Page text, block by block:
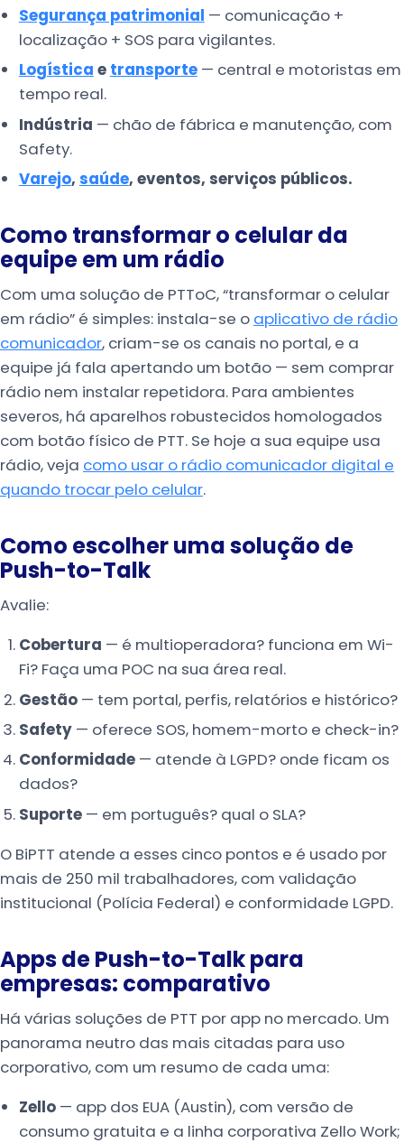
Segurança patrimonial — comunicação +
localização + SOS para vigilantes.
Logística e transporte— central e motoristas em
tempo real.
Indústria — chão de fábrica e manutenção, com
Safety.
Varejo, saúde, eventos, serviços públicos.
Como transformar o celular da
equipe em um rádio
Com uma solução de PTToC, “transformar o celular
em rádio” é simples: instala-se o aplicativo de rádio
comunicador, criam-se os canais no portal, e a
equipe já fala apertando um botão — sem comprar
rádio nem instalar repetidora. Para ambientes
severos, há aparelhos robustecidos homologados
com botão físico de PTT. Se hoje a sua equipe usa
rádio, veja como usar o rádio comunicador digital e
quando trocar pelo celular.
Como escolher uma solução de
Push-to-Talk
Avalie:
Cobertura — é multioperadora? funciona em Wi-
Fi? Faça uma POC na sua área real.
Gestão— tem portal, perfis, relatórios e histórico?
Safety— oferece SOS, homem-morto e check-in?
Conformidade— atende à LGPD? onde ficam os
dados?
Suporte— em português? qual o SLA?
O BiPTT atende a esses cinco pontos e é usado por
mais de 250 mil trabalhadores, com validação
institucional (Polícia Federal) e conformidade LGPD.
Apps de Push-to-Talk para
empresas: comparativo
Há várias soluções de PTT por app no mercado. Um
panorama neutro das mais citadas para uso
corporativo, com um resumo de cada uma:
Zello— app dos EUA (Austin), com versão de
consumo gratuita e a linha corporativa Zello Work;